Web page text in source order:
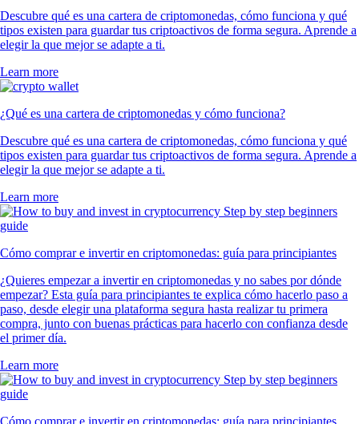
Descubre qué es una cartera de criptomonedas, cómo funciona y qué
tipos existen para guardar tus criptoactivos de forma segura. Aprende a
elegir la que mejor se adapte a ti.
Learn more
¿Qué es una cartera de criptomonedas y cómo funciona?
Descubre qué es una cartera de criptomonedas, cómo funciona y qué
tipos existen para guardar tus criptoactivos de forma segura. Aprende a
elegir la que mejor se adapte a ti.
Learn more
Cómo comprar e invertir en criptomonedas: guía para principiantes
¿Quieres empezar a invertir en criptomonedas y no sabes por dónde
empezar? Esta guía para principiantes te explica cómo hacerlo paso a
paso, desde elegir una plataforma segura hasta realizar tu primera
compra, junto con buenas prácticas para hacerlo con confianza desde
el primer día.
Learn more